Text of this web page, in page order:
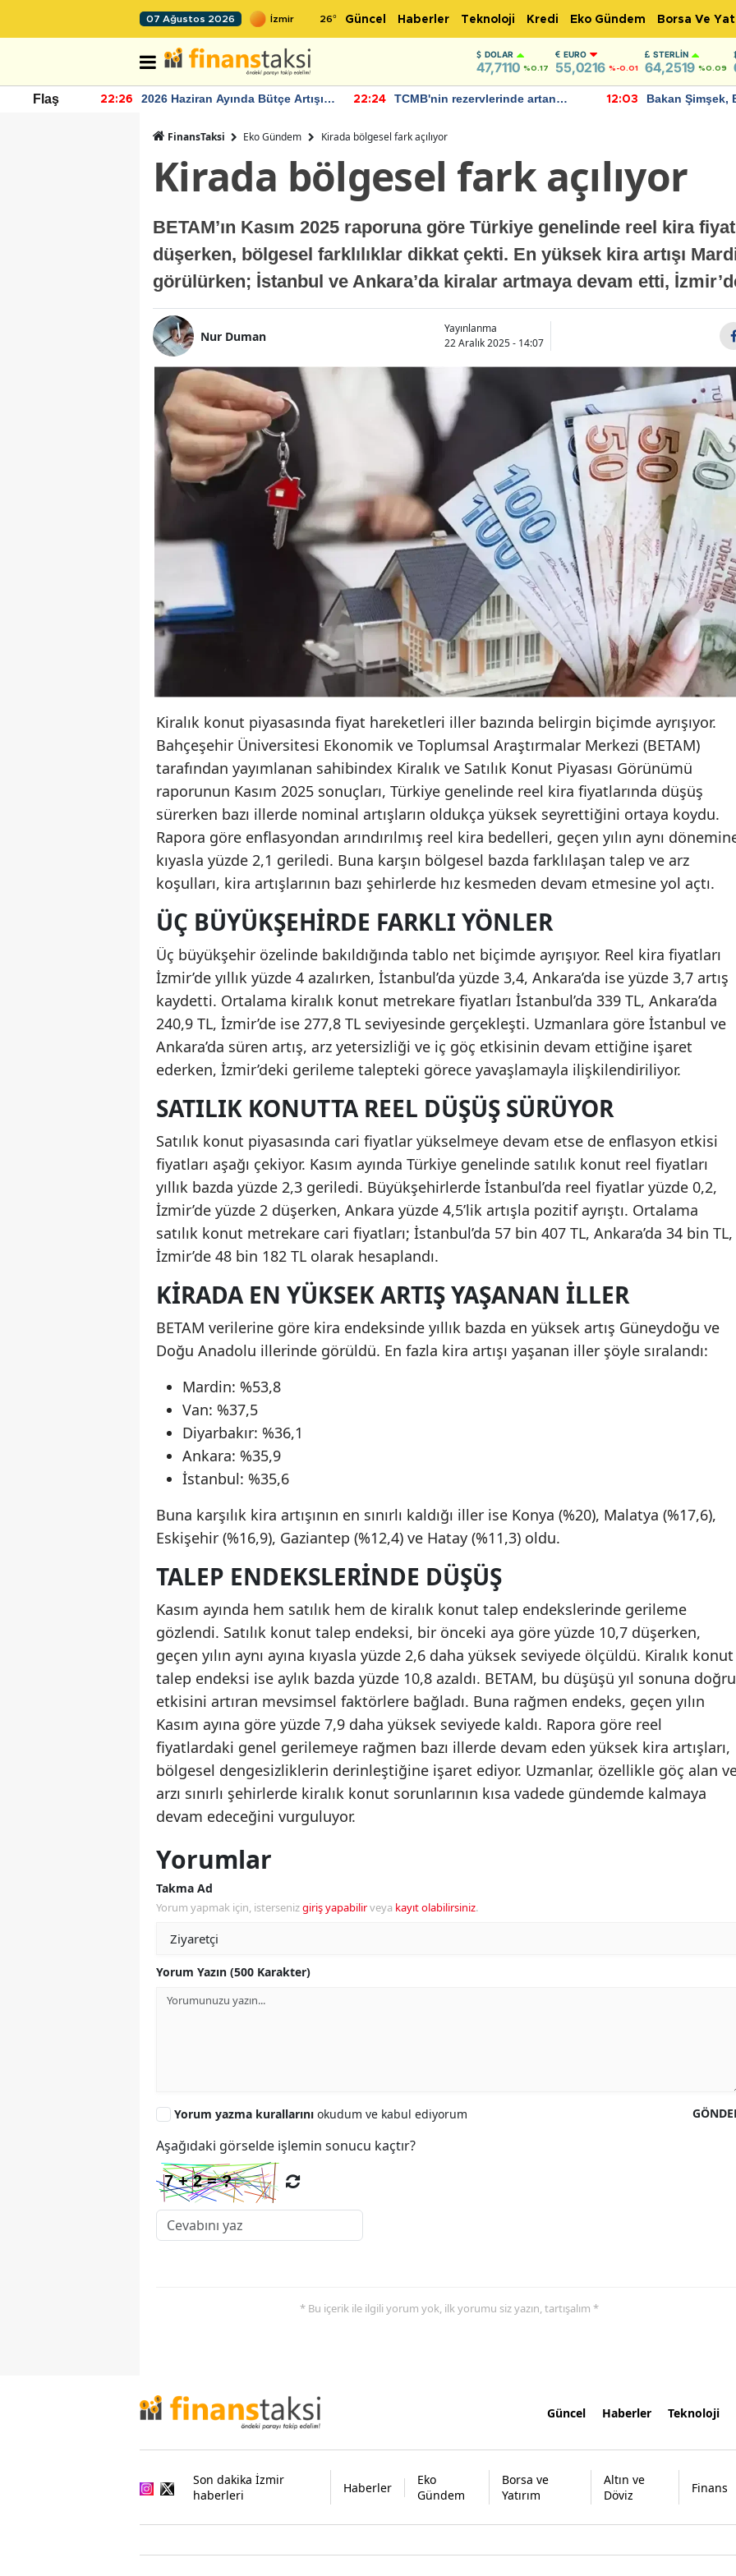
07 Ağustos 2026 26° Güncel Haberler Teknoloji Kredi Eko Gündem Borsa Ve
DOLAR
47,7110 %0.17
EURO
55,0216 %-0.01
STERLIN
64,2519 %0.09
Flaş 22:26
2026 Haziran Ayında Bütçe Artışı
22:24
TCMB'nin rezervlerinde artan
12:03
Bakan Şimşek,
FinansTaksi Eko Gündem Kirada bölgesel fark açılıyor
Kirada bölgesel fark açılıyor
BETAM’ın Kasım 2025 raporuna göre Türkiye genelinde reel kira
düşerken, bölgesel farklılıklar dikkat çekti. En yüksek kira artışı
görülürken; İstanbul ve Ankara’da kiralar artmaya devam etti,
Nur Duman
Yayınlanma
22 Aralık 2025 - 14:07
Kiralık konut piyasasında fiyat hareketleri iller bazında belirgin biçimde ayrışıyor.
Bahçeşehir Üniversitesi Ekonomik ve Toplumsal Araştırmalar Merkezi (BETAM)
tarafından yayımlanan sahibindex Kiralık ve Satılık Konut Piyasası Görünümü
raporunun Kasım 2025 sonuçları, Türkiye genelinde reel kira fiyatlarında düşüş
sürerken bazı illerde nominal artışların oldukça yüksek seyrettiğini ortaya koydu.
Rapora göre enflasyondan arındırılmış reel kira bedelleri, geçen yılın aynı
kıyasla yüzde 2,1 geriledi. Buna karşın bölgesel bazda farklılaşan talep ve arz
koşulları, kira artışlarının bazı şehirlerde hız kesmeden devam etmesine yol açtı.
ÜÇ BÜYÜKŞEHIRDE FARKLI YÖNLER
Üç büyükşehir özelinde bakıldığında tablo net biçimde ayrışıyor. Reel kira fiyatları
İzmir’de yıllık yüzde 4 azalırken, İstanbul’da yüzde 3,4, Ankara’da ise yüzde 3,7 artış
kaydetti. Ortalama kiralık konut metrekare fiyatları İstanbul’da 339 TL, Ankara’da
240,9 TL, İzmir’de ise 277,8 TL seviyesinde gerçekleşti. Uzmanlara göre İstanbul ve
Ankara’da süren artış, arz yetersizliği ve iç göç etkisinin devam ettiğine işaret
ederken, İzmir’deki gerileme talepteki görece yavaşlamayla ilişkilendiriliyor.
SATILIK KONUTTA REEL DÜŞÜŞ SÜRÜYOR
Satılık konut piyasasında cari fiyatlar yükselmeye devam etse de enflasyon etkisi
fiyatları aşağı çekiyor. Kasım ayında Türkiye genelinde satılık konut reel fiyatları
yıllık bazda yüzde 2,3 geriledi. Büyükşehirlerde İstanbul’da reel fiyatlar yüzde 0,2,
İzmir’de yüzde 2 düşerken, Ankara yüzde 4,5’lik artışla pozitif ayrıştı. Ortalama
satılık konut metrekare cari fiyatları; İstanbul’da 57 bin 407 TL, Ankara’da 34 bin TL,
İzmir’de 48 bin 182 TL olarak hesaplandı.
KIRADA EN YÜKSEK ARTIŞ YAŞANAN ILLER
BETAM verilerine göre kira endeksinde yıllık bazda en yüksek artış Güneydoğu ve
Doğu Anadolu illerinde görüldü. En fazla kira artışı yaşanan iller şöyle sıralandı:
Mardin: %53,8
Van: %37,5
Diyarbakır: %36,1
Ankara: %35,9
İstanbul: %35,6
Buna karşılık kira artışının en sınırlı kaldığı iller ise Konya (%20), Malatya (%17,6),
Eskişehir (%16,9), Gaziantep (%12,4) ve Hatay (%11,3) oldu.
TALEP ENDEKSLERINDE DÜŞÜŞ
Kasım ayında hem satılık hem de kiralık konut talep endekslerinde gerileme
gözlendi. Satılık konut talep endeksi, bir önceki aya göre yüzde 10,7 düşerken,
geçen yılın aynı ayına kıyasla yüzde 2,6 daha yüksek seviyede ölçüldü. Kiralık konut
talep endeksi ise aylık bazda yüzde 10,8 azaldı. BETAM, bu düşüşü yıl sonuna doğru
etkisini artıran mevsimsel faktörlere bağladı. Buna rağmen endeks, geçen yılın
Kasım ayına göre yüzde 7,9 daha yüksek seviyede kaldı. Rapora göre reel
fiyatlardaki genel gerilemeye rağmen bazı illerde devam eden yüksek kira artışları,
bölgesel dengesizliklerin derinleştiğine işaret ediyor. Uzmanlar, özellikle göç alan
arzı sınırlı şehirlerde kiralık konut sorunlarının kısa vadede gündemde kalmaya
devam edeceğini vurguluyor.
Yorumlar
Takma Ad
Yorum yapmak için, istersenizgiriş yapabilirveya kayıt olabilirsiniz.
Yorum Yazın (500 Karakter)
Yorum yazma kurallarını okudum ve kabul ediyorum
Aşağıdaki görselde işlemin sonucu kaçtır?
* Bu içerik ile ilgili yorum yok, ilk yorumu siz yazın, tartışalım *
Güncel Haberler Teknoloji
Son dakika İzmir
haberleri
Haberler
Eko
Gündem
Borsa ve
Yatırım
Altın ve
Döviz
Finans